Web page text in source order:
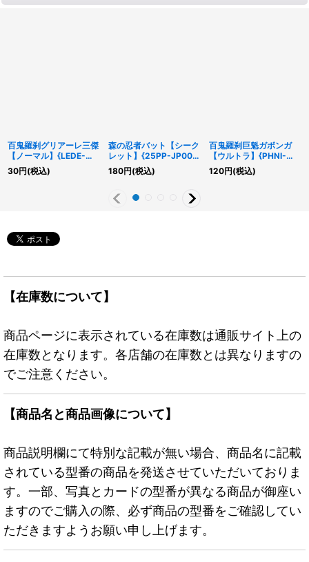
百鬼羅刹グリアーレ三傑
【ノーマル】{LEDE-
JP044}《エクシーズ》
30円(税込)
森の忍者バット【シーク
レット】{25PP-JP007}
《モンスター》
180円(税込)
百鬼羅刹巨魁ガボンガ
【ウルトラ】{PHNI-
JP047}《エクシーズ》
120円(税込)
【在庫数について】
商品ページに表示されている在庫数は通販サイト上の
在庫数となります。各店舗の在庫数とは異なりますの
でご注意ください。
【商品名と商品画像について】
商品説明欄にて特別な記載が無い場合、商品名に記載
されている型番の商品を発送させていただいておりま
す。一部、写真とカードの型番が異なる商品が御座い
ますのでご購入の際、必ず商品の型番をご確認してい
ただきますようお願い申し上げます。